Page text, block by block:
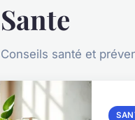
Sante
Conseils santé et